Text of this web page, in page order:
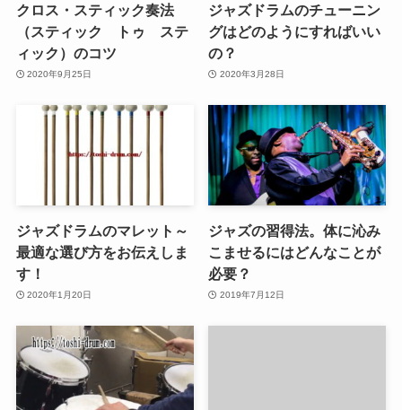
クロス・スティック奏法
（スティック トゥ ステ
ィック）のコツ
2020年9月25日
ジャズドラムのチューニン
グはどのようにすればいい
の？
2020年3月28日
ジャズドラムのマレット～
最適な選び方をお伝えしま
す！
2020年1月20日
ジャズの習得法。体に沁み
こませるにはどんなことが
必要？
2019年7月12日